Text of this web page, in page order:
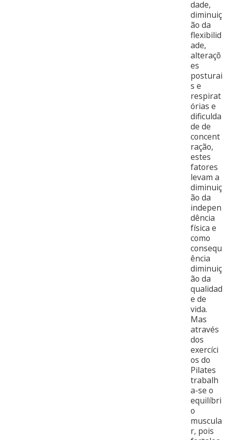
dade,
diminuiç
ão da
flexibilid
ade,
alteraçõ
es
posturai
s e
respirat
órias e
dificulda
de de
concent
ração,
estes
fatores
levam a
diminuiç
ão da
indepen
dência
física e
como
consequ
ência
diminuiç
ão da
qualidad
e de
vida.
Mas
através
dos
exercíci
os do
Pilates
trabalh
a-se o
equilíbri
o
muscula
r, pois